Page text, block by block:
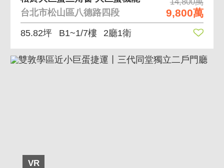
9,800萬
台北市松山區八德路四段
85.82坪 B1~1/7樓 2廳1衛
VR